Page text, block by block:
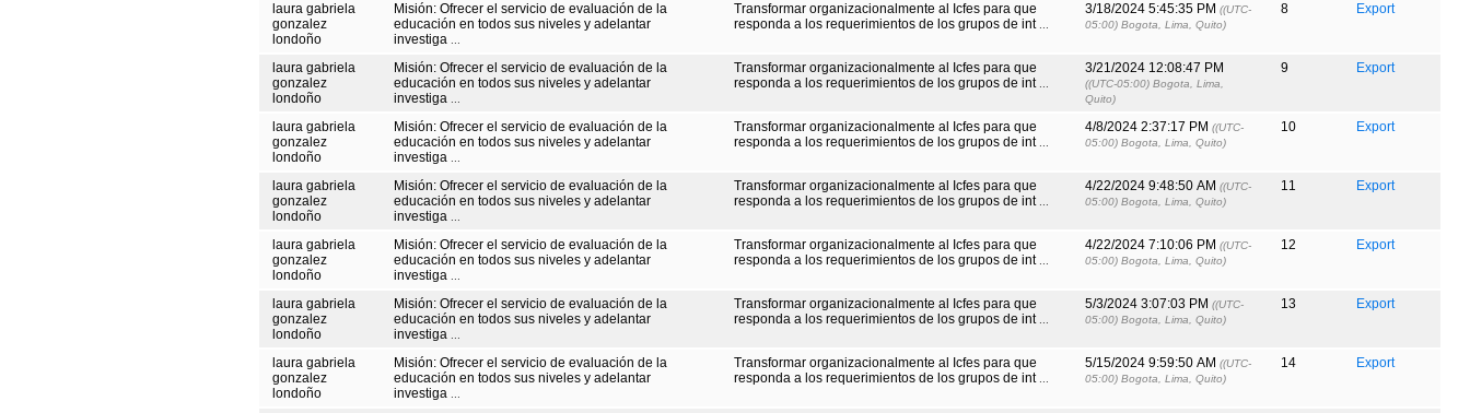
laura gabriela
gonzalez
londoño
Misión: Ofrecer el servicio de evaluación de la
educación en todos sus niveles y adelantar
investiga
Transformar organizacionalmente al Icfes para que
responda a los requerimientos de los grupos de int
3/18/2024 5:45:35 PM ((UTC-
05:00) Bogota, Lima, Quito)
8 Export
laura gabriela
gonzalez
londoño
Misión: Ofrecer el servicio de evaluación de la
educación en todos sus niveles y adelantar
investiga
Transformar organizacionalmente al Icfes para que
responda a los requerimientos de los grupos de int
3/21/2024 12:08:47 PM
((UTC-05:00) Bogota, Lima,
Quito)
9 Export
laura gabriela
gonzalez
londoño
Misión: Ofrecer el servicio de evaluación de la
educación en todos sus niveles y adelantar
investiga
Transformar organizacionalmente al Icfes para que
responda a los requerimientos de los grupos de int
4/8/2024 2:37:17 PM ((UTC-
05:00) Bogota, Lima, Quito)
10 Export
laura gabriela
gonzalez
londoño
Misión: Ofrecer el servicio de evaluación de la
educación en todos sus niveles y adelantar
investiga
Transformar organizacionalmente al Icfes para que
responda a los requerimientos de los grupos de int
4/22/2024 9:48:50 AM ((UTC-
05:00) Bogota, Lima, Quito)
11 Export
laura gabriela
gonzalez
londoño
Misión: Ofrecer el servicio de evaluación de la
educación en todos sus niveles y adelantar
investiga
Transformar organizacionalmente al Icfes para que
responda a los requerimientos de los grupos de int
4/22/2024 7:10:06 PM ((UTC-
05:00) Bogota, Lima, Quito)
12 Export
laura gabriela
gonzalez
londoño
Misión: Ofrecer el servicio de evaluación de la
educación en todos sus niveles y adelantar
investiga
Transformar organizacionalmente al Icfes para que
responda a los requerimientos de los grupos de int
5/3/2024 3:07:03 PM ((UTC-
05:00) Bogota, Lima, Quito)
13 Export
laura gabriela
gonzalez
londoño
Misión: Ofrecer el servicio de evaluación de la
educación en todos sus niveles y adelantar
investiga
Transformar organizacionalmente al Icfes para que
responda a los requerimientos de los grupos de int
5/15/2024 9:59:50 AM ((UTC-
05:00) Bogota, Lima, Quito)
14 Export